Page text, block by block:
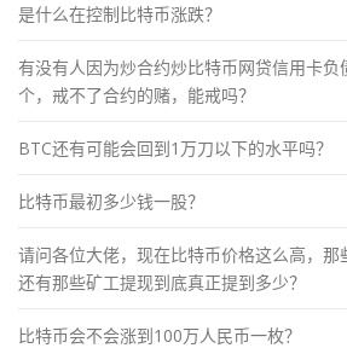
是什么在控制比特币涨跌？
有没有人因为炒合约炒比特币网贷信用卡
个，戒不了合约的赌，能戒吗？
BTC还有可能会回到1万刀以下的水平吗？
比特币最初多少钱一股？
请问各位大佬，现在比特币价格这么高，那
还有那些矿工提现到底真正提到多少？
比特币会不会涨到100万人民币一枚？